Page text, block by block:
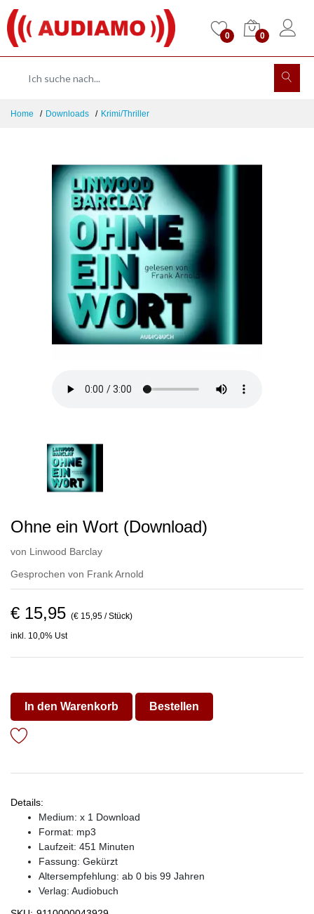
0 0
Home Downloads Krimi/Thriller
Ohne ein Wort (Download)
von Linwood Barclay
Gesprochen von Frank Arnold
€ 15,95 (€ 15,95 / Stück)
inkl. 10,0% Ust
In den Warenkorb Bestellen
Details:
Medium: x 1 Download
Format: mp3
Laufzeit: 451 Minuten
Fassung: Gekürzt
Altersempfehlung: ab 0 bis 99 Jahren
Verlag: Audiobuch